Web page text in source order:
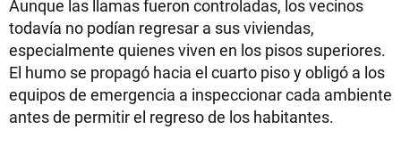
Aunque las llamas fueron controladas, los vecinos
todavía no podían regresar a sus viviendas,
especialmente quienes viven en los pisos superiores.
El humo se propagó hacia el cuarto piso y obligó a los
equipos de emergencia a inspeccionar cada ambiente
antes de permitir el regreso de los habitantes.